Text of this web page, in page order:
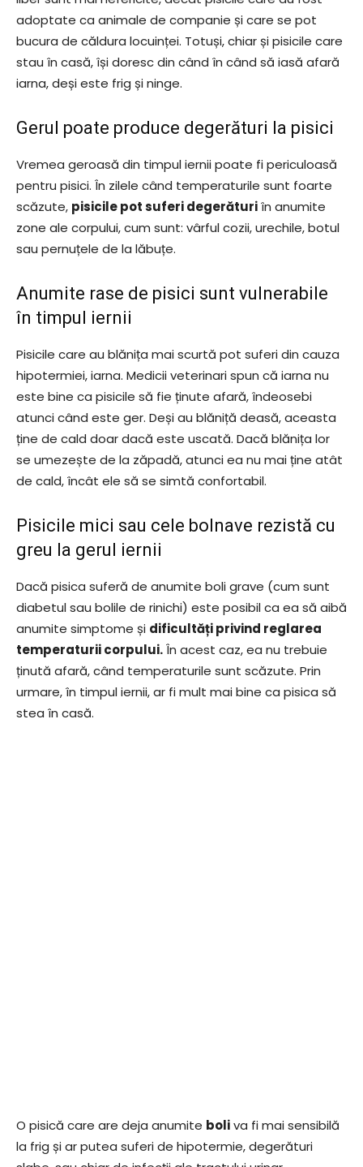
adoptate ca animale de companie și care se pot
bucura de căldura locuinței. Totuși, chiar și pisicile care
stau în casă, își doresc din când în când să iasă afară
iarna, deși este frig și ninge.
Gerul poate produce degerături la pisici
Vremea geroasă din timpul iernii poate fi periculoasă
pentru pisici. În zilele când temperaturile sunt foarte
scăzute, pisicile pot suferi degerăturiîn anumite
zone ale corpului, cum sunt: vârful cozii, urechile, botul
sau pernuțele de la lăbuțe.
Anumite rase de pisici sunt vulnerabile
în timpul iernii
Pisicile care au blănița mai scurtă pot suferi din cauza
hipotermiei, iarna. Medicii veterinari spun că iarna nu
este bine ca pisicile să fie ținute afară, îndeosebi
atunci când este ger. Deși au blăniță deasă, aceasta
ține de cald doar dacă este uscată. Dacă blănița lor
se umezește de la zăpadă, atunci ea nu mai ține atât
de cald, încât ele să se simtă confortabil.
Pisicile mici sau cele bolnave rezistă cu
greu la gerul iernii
Dacă pisica suferă de anumite boli grave (cum sunt
diabetul sau bolile de rinichi) este posibil ca ea să aibă
anumite simptome și dificultăți privind reglarea
temperaturii corpului.În acest caz, ea nu trebuie
ținută afară, când temperaturile sunt scăzute. Prin
urmare, în timpul iernii, ar fi mult mai bine ca pisica să
stea în casă.
O pisică care are deja anumite boliva fi mai sensibilă
la frig și ar putea suferi de hipotermie, degerături